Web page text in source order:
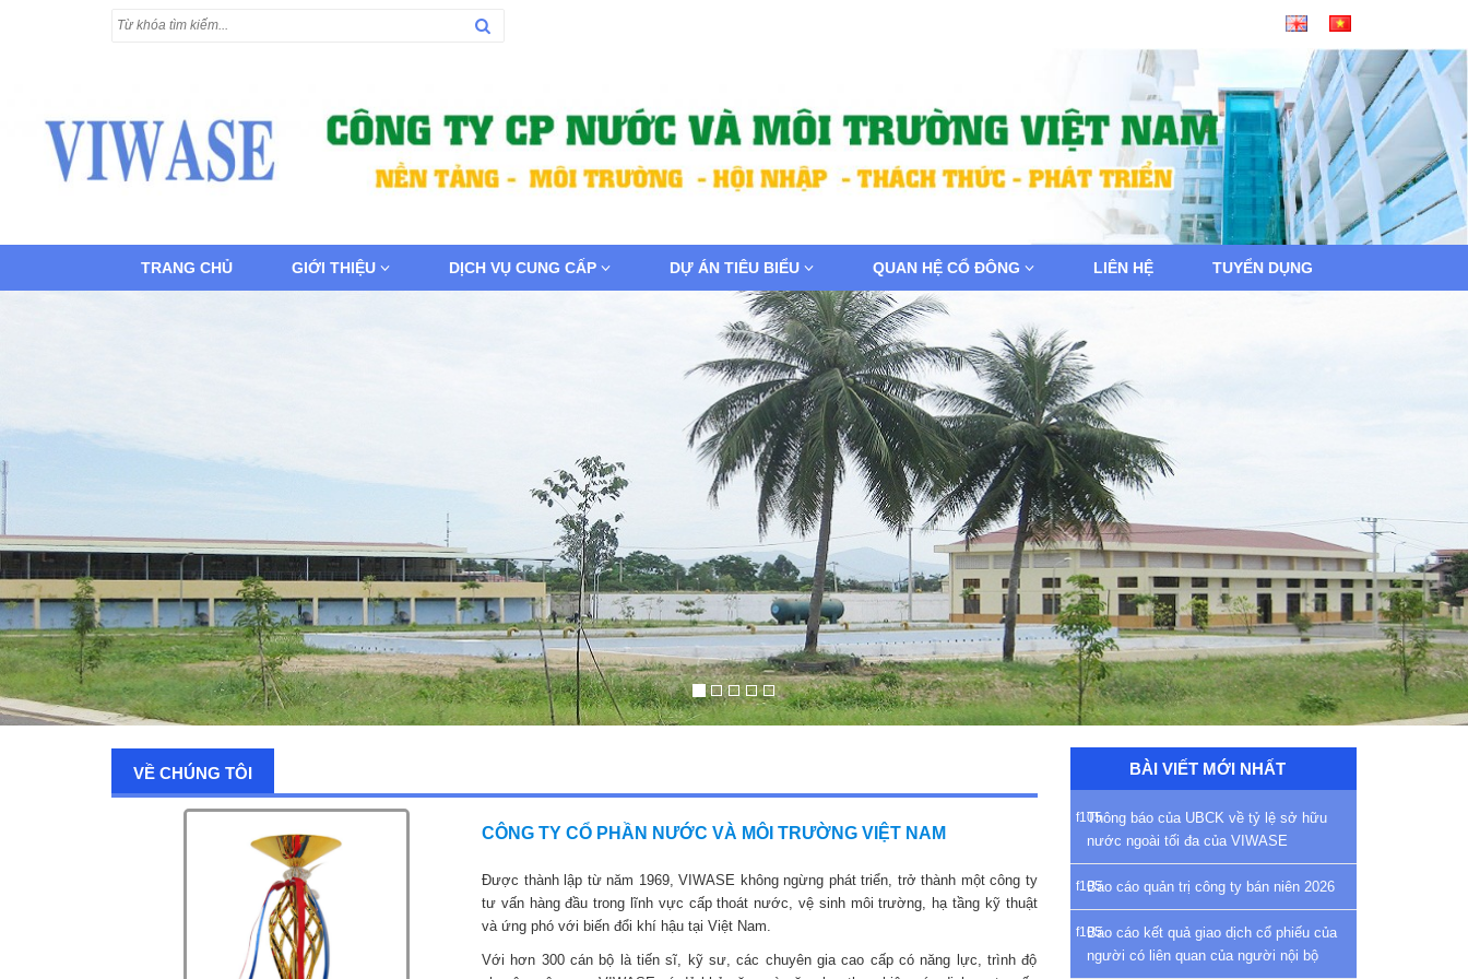
TRANG CHỦ GIỚI THIỆU DỊCH VỤ CUNG CẤP DỰ ÁN TIÊU BIỂU QUAN HỆ CỔ ĐÔNG LIÊN HỆ TUYỂN DỤNG
VỀ CHÚNG TÔI
CÔNG TY CỔ PHẦN NƯỚC VÀ MÔI TRƯỜNG VIỆT NAM
Được thành lập từ năm 1969, VIWASE không ngừng phát triển, trở thành một công ty
tư vấn hàng đầu trong lĩnh vực cấp thoát nước, vệ sinh môi trường, hạ tầng kỹ thuật
và ứng phó với biến đổi khí hậu tại Việt Nam.
Với hơn 300 cán bộ là tiến sĩ, kỹ sư, các chuyên gia cao cấp có năng lực, trình độ
BÀI VIẾT MỚI NHẤT
Thông báo của UBCK về tỷ lệ sở hữu
nước ngoài tối đa của VIWASE
Báo cáo quản trị công ty bán niên 2026
Báo cáo kết quả giao dịch cổ phiếu của
người có liên quan của người nội bộ